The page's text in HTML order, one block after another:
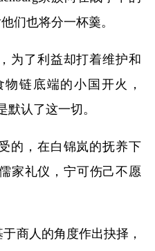
们也将分一杯羹。
为了利益却打着维护和
链底端的小国开火，
默认了这一切。
的，在白锦岚的抚养下
家礼仪，宁可伤己不愿
商人的角度作出抉择，